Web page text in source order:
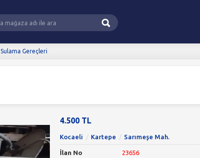
Sulama Gereçleri
4.500 TL
Kocaeli Kartepe Sarımeşe Mah.
İlan No
23656